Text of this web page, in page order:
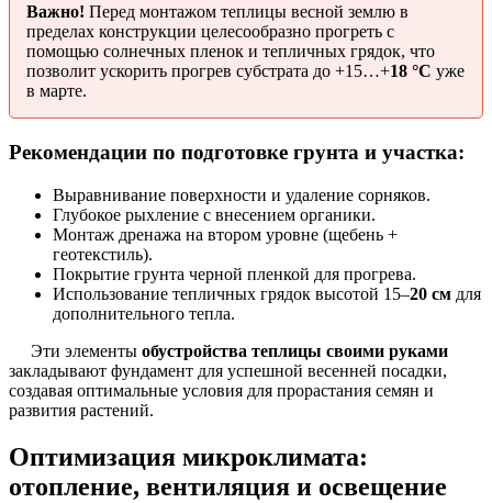
Важно! Перед монтажом теплицы весной землю в
пределах конструкции целесообразно прогреть с
помощью солнечных пленок и тепличных грядок, что
позволит ускорить прогрев субстрата до +15…+18 °С уже
в марте.
Рекомендации по подготовке грунта и участка:
Выравнивание поверхности и удаление сорняков.
Глубокое рыхление с внесением органики.
Монтаж дренажа на втором уровне (щебень +
геотекстиль).
Покрытие грунта черной пленкой для прогрева.
Использование тепличных грядок высотой 15–20 см для
дополнительного тепла.
Эти элементы обустройства теплицы своими руками
закладывают фундамент для успешной весенней посадки,
создавая оптимальные условия для прорастания семян и
развития растений.
Оптимизация микроклимата:
отопление, вентиляция и освещение